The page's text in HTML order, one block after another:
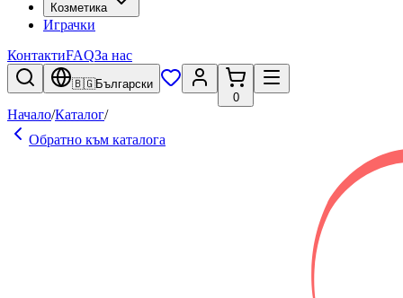
Козметика
Играчки
КонтактиFAQЗа нас
🇧🇬Български
0
Начало/Каталог/
Обратно към каталога